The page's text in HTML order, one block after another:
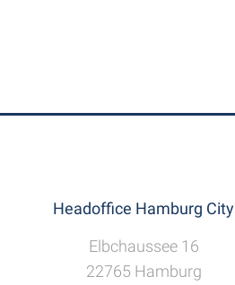
Headoffice Hamburg City
Elbchaussee 16
22765 Hamburg